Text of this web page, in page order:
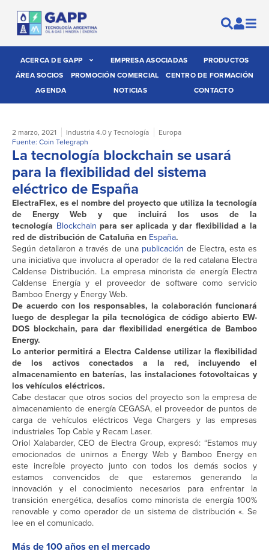
ACERCA DE GAPP EMPRESA ASOCIADAS
PRODUCTOS
ÁREA SOCIOS
PROMOCIÓN COMERCIAL
CENTRO DE FORMACIÓN
AGENDA
NOTICIAS CONTACTO
2 marzo, 2021 Industria 4.0 y Tecnología
Europa
Fuente: Coin Telegraph
La tecnología blockchain se usará
para la flexibilidad del sistema
eléctrico de España
ElectraFlex, es el nombre del proyecto que utiliza la tecnología
de Energy Web y que incluirá los usos de la
tecnología Blockchain para ser aplicada y dar flexibilidad a la
red de distribución de Cataluña en España.
Según detallaron a través de una publicación de Electra, esta es
una iniciativa que involucra al operador de la red catalana Electra
Caldense Distribución. La empresa minorista de energía Electra
Caldense Energía y el proveedor de software como servicio
Bamboo Energy y Energy Web.
De acuerdo con los responsables, la colaboración funcionará
luego de desplegar la pila tecnológica de código abierto EW-
DOS blockchain, para dar flexibilidad energética de Bamboo
Energy.
Lo anterior permitirá a Electra Caldense utilizar la flexibilidad
de los activos conectados a la red, incluyendo el
almacenamiento en baterías, las instalaciones fotovoltaicas y
los vehículos eléctricos.
Cabe destacar que otros socios del proyecto son la empresa de
almacenamiento de energía CEGASA, el proveedor de puntos de
carga de vehículos eléctricos Vega Chargers y las empresas
industriales Top Cable y Recam Laser.
Oriol Xalabarder, CEO de Electra Group, expresó: “Estamos muy
emocionados de unirnos a Energy Web y Bamboo Energy en
este increíble proyecto junto con todos los demás socios y
estamos convencidos de que estaremos generando la
innovación y el conocimiento necesarios para enfrentar la
transición energética, desafíos como minorista de energía 100%
renovable y como operador de un sistema de distribución «. Se
lee en el comunicado.
Más de 100 años en el mercado